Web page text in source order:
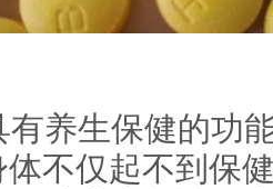
养生保健的功
不仅起不到保